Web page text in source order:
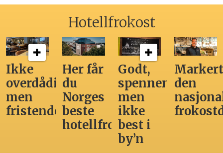
Hotellfrokost
Ikke
overdådig,
men
fristende
Her får
du
Norges
beste
hotellfrokost
Godt,
spennende,
men
ikke
best i
by’n
den